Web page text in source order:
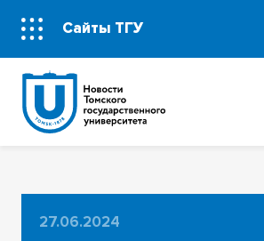
Сайты ТГУ
27.06.2024